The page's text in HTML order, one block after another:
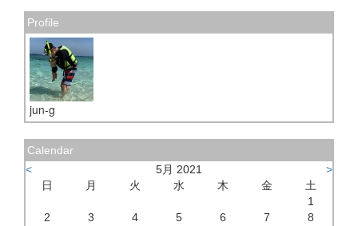
Profile
jun-g
Calendar
<
5月 2021
>
日
月 火 水 木 金
土
1
2
3 4 5 6 7
8